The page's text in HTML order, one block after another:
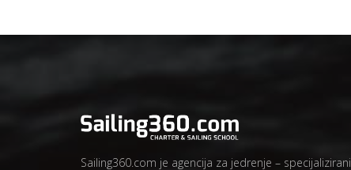
Sailing360.com je agencija za jedrenje – specijalizirani